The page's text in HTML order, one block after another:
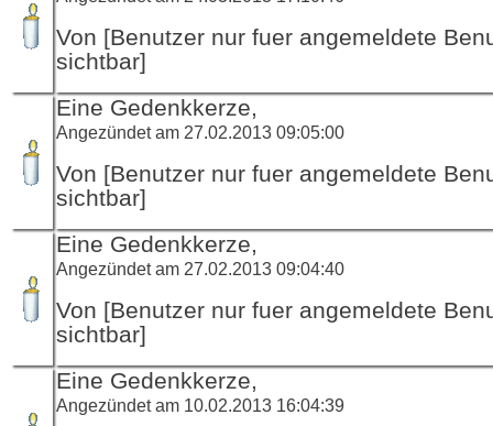
Von [Benutzer nur fuer angemeldete
sichtbar]
Eine Gedenkkerze,
Angezündet am 27.02.2013 09:05:00
Von [Benutzer nur fuer angemeldete
sichtbar]
Eine Gedenkkerze,
Angezündet am 27.02.2013 09:04:40
Von [Benutzer nur fuer angemeldete
sichtbar]
Eine Gedenkkerze,
Angezündet am 10.02.2013 16:04:39